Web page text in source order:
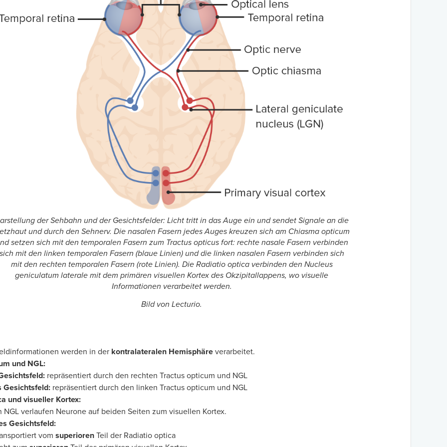
der Sehbahn und der Gesichtsfelder: Licht tritt in das Auge ein und sendet Signale an die
und durch den Sehnerv. Die nasalen Fasern jedes Auges kreuzen sich am Chiasma opticum
setzen sich mit den temporalen Fasern zum Tractus opticus fort: rechte nasale Fasern verbinden
mit den linken temporalen Fasern (blaue Linien) und die linken nasalen Fasern verbinden sich
mit den rechten temporalen Fasern (rote Linien). Die Radiatio optica verbinden den Nucleus
geniculatum laterale mit dem primären visuellen Kortex des Okzipitallappens, wo visuelle
Informationen verarbeitet werden.
Bild von Lecturio.
werden in der kontralateralen Hemisphäre verarbeitet.
und NGL:
repräsentiert durch den rechten Tractus opticum und NGL
Gesichtsfeld: repräsentiert durch den linken Tractus opticum und NGL
und visueller Kortex:
NGL verlaufen Neurone auf beiden Seiten zum visuellen Kortex.
Gesichtsfeld:
vom superioren Teil der Radiatio optica